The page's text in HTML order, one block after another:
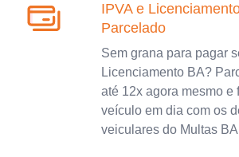
IPVA e
Parcelado
Sem grana para pagar
Licenciamento BA?
até 12x agora mesmo e
veículo em dia com os
veiculares do Multas